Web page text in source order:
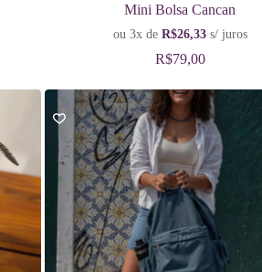
Mini Bolsa Cancan
ou 3x de R$26,33 s/ juros
R$79,00